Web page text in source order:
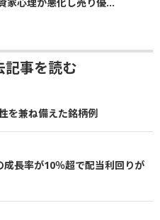
記事を読む
を兼ね備えた銘柄例
成長率が10％超で配当利回りが